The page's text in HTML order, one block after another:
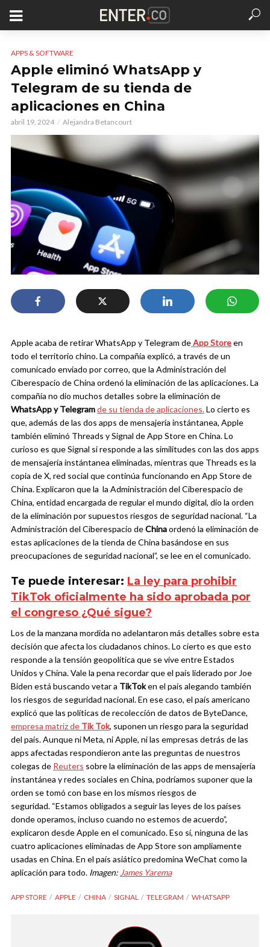
APPS & SOFTWARE
Apple eliminó WhatsApp y
Telegram de su tienda de
aplicaciones en China
abril 19, 2024 Alejandra Betancourt
Apple acaba de retirar WhatsApp y Telegram deApp Storeen
todo el territorio chino. La compañía explicó, a través de un
comunicado enviado por correo, que la Administración del
Ciberespacio de China ordenó la eliminación de las aplicaciones.La
compañía no dio muchos detalles sobre la eliminación de
WhatsApp y Telegramde su tienda de aplicaciones.Lo cierto es
que, además de las dos apps de mensajería instántanea, Apple
también eliminó Threads y Signal de App Store en China. Lo
curioso es que Signal si responde a las similitudes con las dos apps
de mensajería instántanea eliminadas, mientras que Threads es la
copia de X, red social que continúa funcionando en App Store de
China.Explicaron que la la Administración del Ciberespacio de
China, entidad encargada de regular el mundo digital, dio la orden
de la eliminación por supuestos riesgos de seguridad nacional. “La
Administración del Ciberespacio deChinaordenó la eliminación de
estas aplicaciones de la tienda de China basándose en sus
preocupaciones de seguridad nacional”, se lee en el comunicado.
Te puede interesar: La ley para prohibir
TikTok oficialmente ha sido aprobada por
el congreso ¿Qué sigue?
Los de la manzana mordida no adelantaron más detalles sobre esta
decisión que afecta los ciudadanos chinos. Lo cierto es que esto
responde a la tensión geopolítica que se vive entre Estados
Unidos y China. Vale la pena recordar que el país liderado por Joe
Biden está buscando vetar a TikToken el país alegando también
los riesgos de seguridad nacional.En ese caso, el país americano
explicó que las políticas de recolección de datos de ByteDance,
empresa matriz de Tik Tok, suponen un riesgo para la seguridad
del país. Aunque ni Meta, ni Apple, ni las empresas detrás de las
apps afectadas respondieron ante las preguntas de nuestros
colegas de Reuters sobre la eliminación de las apps de mensajería
instantánea y redes sociales en China, podríamos suponer que la
orden se tomó con base en los mismos riesgos de
seguridad. “Estamos obligados a seguir las leyes de los países
donde operamos, incluso cuando no estemos de acuerdo”,
explicaron desde Apple en el comunicado. Eso sí, ninguna de las
cuatro aplicaciones eliminadas de App Store son ampliamente
usadas en China. En el país asiático predomina WeChat como la
aplicación para todo. Imagen:James Yarema
APP STORE APPLE CHINA SIGNAL TELEGRAM WHATSAPP